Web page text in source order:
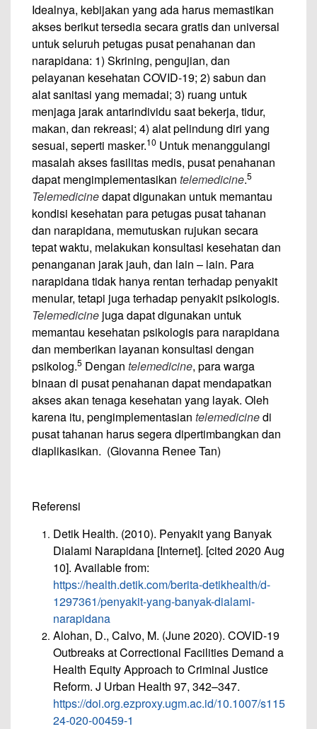
Idealnya, kebijakan yang ada harus memastikan
akses berikut tersedia secara gratis dan universal
untuk seluruh petugas pusat penahanan dan
narapidana: 1) Skrining, pengujian, dan
pelayanan kesehatan COVID-19; 2) sabun dan
alat sanitasi yang memadai; 3) ruang untuk
menjaga jarak antarindividu saat bekerja, tidur,
makan, dan rekreasi; 4) alat pelindung diri yang
sesuai, seperti masker.10 Untuk menanggulangi
masalah akses fasilitas medis, pusat penahanan
dapat mengimplementasikan telemedicine.5
Telemedicinedapat digunakan untuk memantau
kondisi kesehatan para petugas pusat tahanan
dan narapidana, memutuskan rujukan secara
tepat waktu, melakukan konsultasi kesehatan dan
penanganan jarak jauh, dan lain – lain. Para
narapidana tidak hanya rentan terhadap penyakit
menular, tetapi juga terhadap penyakit psikologis.
Telemedicine juga dapat digunakan untuk
memantau kesehatan psikologis para narapidana
dan memberikan layanan konsultasi dengan
psikolog.5 Dengan telemedicine, para warga
binaan di pusat penahanan dapat mendapatkan
akses akan tenaga kesehatan yang layak. Oleh
karena itu, pengimplementasian telemedicinedi
pusat tahanan harus segera dipertimbangkan dan
diaplikasikan. (Giovanna Renee Tan)
Referensi
Detik Health. (2010). Penyakit yang Banyak
Dialami Narapidana [Internet]. [cited 2020 Aug
10]. Available from:
https://health.detik.com/berita-detikhealth/d-
1297361/penyakit-yang-banyak-dialami-
narapidana
Alohan, D., Calvo, M. (June 2020). COVID-19
Outbreaks at Correctional Facilities Demand a
Health Equity Approach to Criminal Justice
Reform. J Urban Health 97, 342–347.
https://doi.org.ezproxy.ugm.ac.id/10.1007/s115
24-020-00459-1